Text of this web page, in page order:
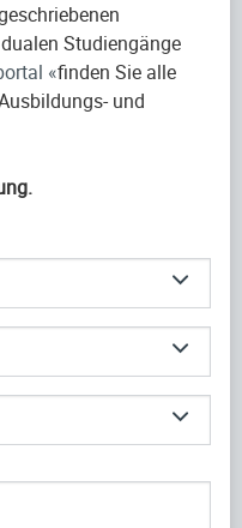
Studiengänge
finden Sie alle
und